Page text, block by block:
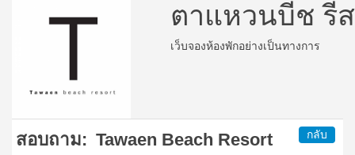
ตาแหวนบีช รี
เว็บจองห้องพักอย่างเป็นทางการ
กลับ
สอบถาม: Tawaen Beach Resort